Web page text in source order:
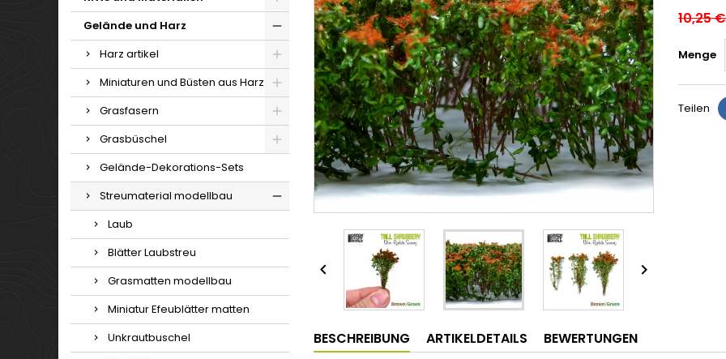
Gelände und Harz
Harz artikel
Miniaturen und Büsten aus Harz
Grasfasern
Grasbüschel
Gelände-Dekorations-Sets
Streumaterial modellbau
Laub
Blätter Laubstreu
Grasmatten modellbau
Miniatur Efeublätter matten
Unkrautbuschel
 
10,25 €
Menge
Teilen
BESCHREIBUNG ARTIKELDETAILS BEWERTUNGEN